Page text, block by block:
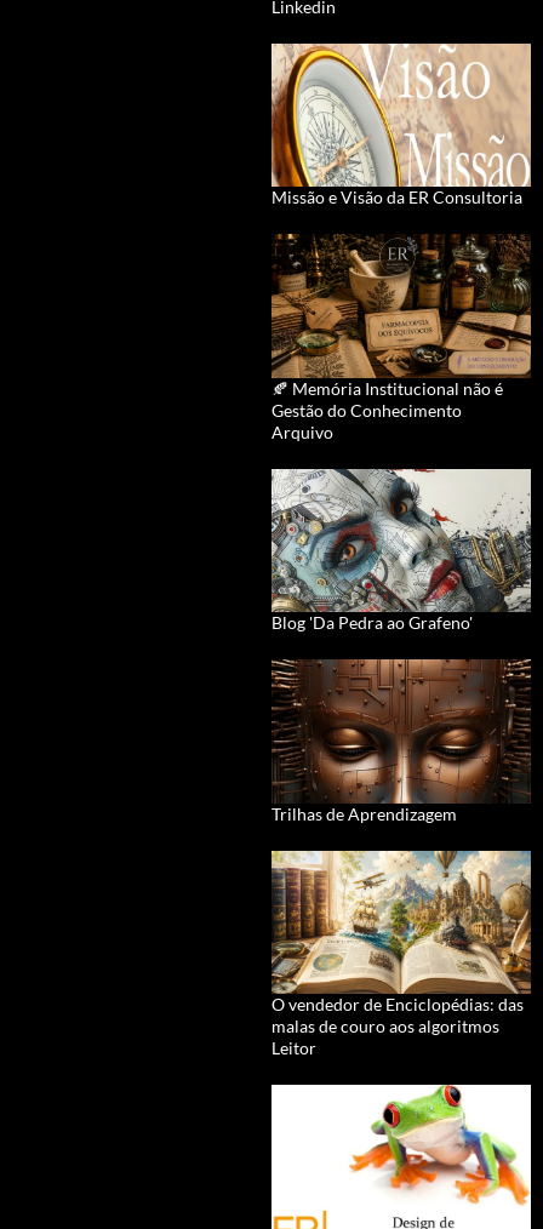
Linkedin
Missão e Visão da ER Consultoria
🍂 Memória Institucional não é
Gestão do Conhecimento
Arquivo
Blog 'Da Pedra ao Grafeno'
Trilhas de Aprendizagem
O vendedor de Enciclopédias: das
malas de couro aos algoritmos
Leitor